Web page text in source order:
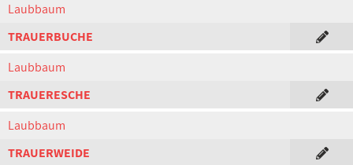
Laubbaum
TRAUERBUCHE
Laubbaum
TRAUERESCHE
Laubbaum
TRAUERWEIDE